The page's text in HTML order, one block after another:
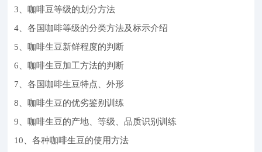
3、咖啡豆等级的划分方法
4、各国咖啡等级的分类方法及标示介绍
5、咖啡生豆新鲜程度的判断
6、咖啡生豆加工方法的判断
7、各国咖啡生豆特点、外形
8、咖啡生豆的优劣鉴别训练
9、咖啡生豆的产地、等级、品质识别训练
10、各种咖啡生豆的使用方法